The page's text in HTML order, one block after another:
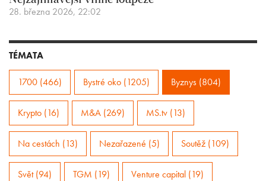
28. března 2026, 22:02
TÉMATA
1700 (466) Bystré oko (1205) Byznys (804)
Krypto (16) M&A (269) MS.tv (13)
Na cestách (13) Nezařazené (5) Soutěž (109)
Svět (94) TGM (19) Venture capital (19)